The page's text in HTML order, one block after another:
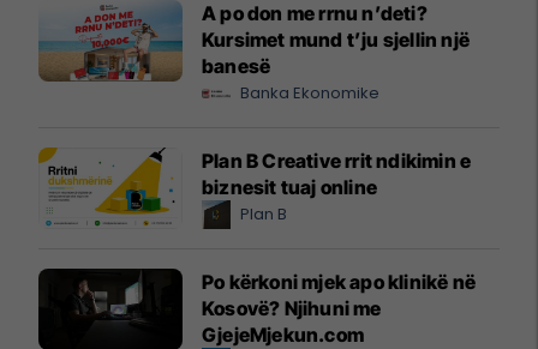
A po don me rrnu n’deti?
Kursimet mund t’ju sjellin një
banesë
Banka Ekonomike
Plan B Creative rrit ndikimin e
biznesit tuaj online
Plan B
Po kërkoni mjek apo klinikë në
Kosovë? Njihuni me
GjejeMjekun.com